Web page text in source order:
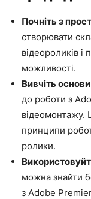
Почніть з
створювати
відеороликів і
можливості.
Вивчіть
до роботи з
принципи
ролики.
можна знайти
з Adobe